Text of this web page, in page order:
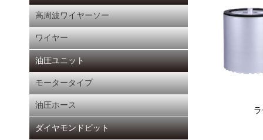
高周波ワイヤーソー
ワイヤー
油圧ユニット
モータータイプ
油圧ホース
ダイヤモンドビット